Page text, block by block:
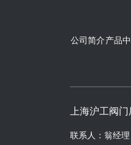
公司简介 产品
上海沪工阀
联系人：翁经理